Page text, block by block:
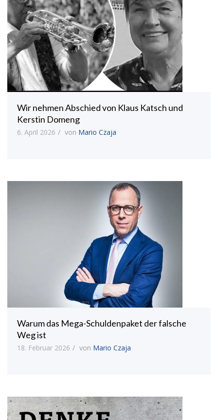
Wir nehmen Abschied von Klaus Katsch und
Kerstin Domeng
6. April 2026 von Mario Czaja
Warum das Mega-Schuldenpaket der falsche
Weg ist
18. Februar 2026 von Mario Czaja